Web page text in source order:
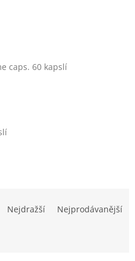
caps. 60 kapslí
Nejdražší Nejprodávanější